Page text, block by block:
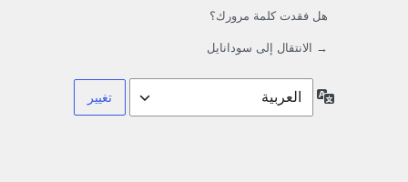
هل فقدت كلمة مرورك؟
→ الانتقال إلى سودانايل
اللغة